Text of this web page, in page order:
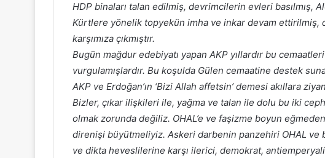
HDP binaları talan edilmiş, devrimcilerin evleri basılmış,
Kürtlere yönelik topyekün imha ve inkar devam ettirilmiş,
karşımıza çıkmıştır.
Bugün mağdur edebiyatı yapan AKP yıllardır bu
vurgulamışlardır. Bu koşulda Gülen cemaatine destek
AKP ve Erdoğan’ın ‘Bizi Allah affetsin’ demesi akıllara
Bizler, çıkar ilişkileri ile, yağma ve talan ile dolu bu iki
olmak zorunda değiliz. OHAL’e ve faşizme boyun
direnişi büyütmeliyiz. Askeri darbenin panzehiri OHAL ve
ve dikta heveslilerine karşı ilerici, demokrat,